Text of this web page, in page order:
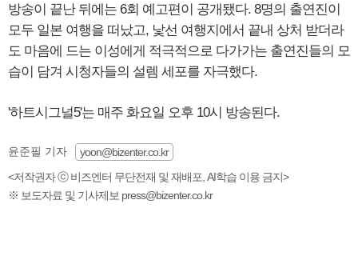
방송이 끝난 뒤에는 6회 예고편이 공개됐다. 8명의 출연진이
모두 일본 여행을 떠났고, 낯선 여행지에서 끝내 상처 받더라
도 마음에 드는 이성에게 적극적으로 다가가는 출연진들의 모
습이 담겨 시청자들의 설렘 세포를 자극했다.
'하트시그널5'는 매주 화요일 오후 10시 방송된다.
윤준필 기자
yoon@bizenter.co.kr
<저작권자 ⓒ 비즈엔터 무단전재 및 재배포, AI학습 이용 금지>
※ 보도자료 및 기사제보 press@bizenter.co.kr